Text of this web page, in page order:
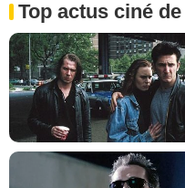
Top actus ciné